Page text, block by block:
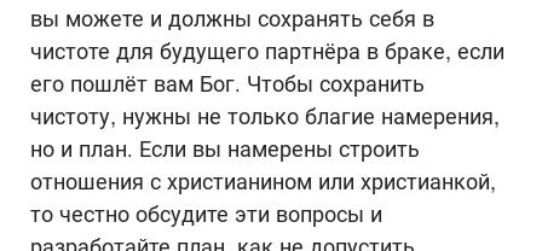
вы можете и должны сохранять себя в
чистоте для будущего партнёра в браке, если
его пошлёт вам Бог. Чтобы сохранить
чистоту, нужны не только благие намерения,
но и план. Если вы намерены строить
отношения с христианином или христианкой,
то честно обсудите эти вопросы и